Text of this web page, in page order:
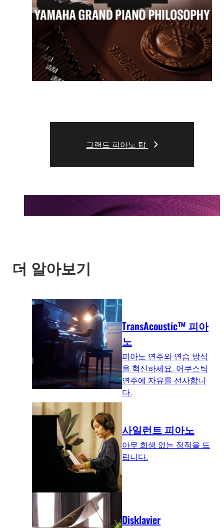
그랜드 피아노 탑
더 알아보기
TransAcoustic™ 피아
노
피아노 연주와 연습 방식
을 혁신하세요. 어쿠스틱
연주에 자유를 선사합니
다.
사일런트 피아노
아무 희생 없는 정적을 드
립니다.
Disklavier